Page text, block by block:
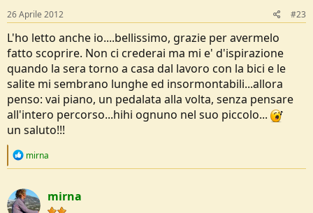
26 Aprile 2012 #23
L'ho letto anche io....bellissimo, grazie per avermelo
fatto scoprire. Non ci crederai ma mi e' d'ispirazione
quando la sera torno a casa dal lavoro con la bici e le
salite mi sembrano lunghe ed insormontabili...allora
penso: vai piano, un pedalata alla volta, senza pensare
all'intero percorso...hihi ognuno nel suo piccolo...
un saluto!!!
R
c
t
i
mirna
mirna